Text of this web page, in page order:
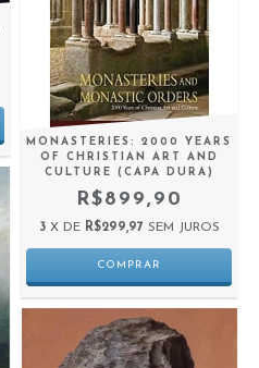
MONASTERIES: 2000 YEARS
OF CHRISTIAN ART AND
CULTURE (CAPA DURA)
R$899,90
3 X DE R$299,97 SEM JUROS